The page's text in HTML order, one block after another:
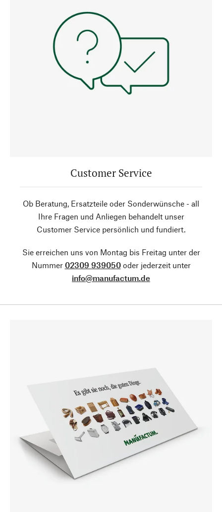
Customer Service
Ob Beratung, Ersatzteile oder Sonderwünsche - all
Ihre Fragen und Anliegen behandelt unser
Customer Service persönlich und fundiert.
Sie erreichen uns von Montag bis Freitag unter der
Nummer 02309 939050oder jederzeit unter
info@manufactum.de